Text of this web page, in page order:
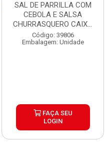
SAL DE PARRILLA COM
CEBOLA E SALSA
CHURRASQUERO CAIXA
6X450G
Código: 39806
Embalagem: Unidade
FAÇA SEU
LOGIN